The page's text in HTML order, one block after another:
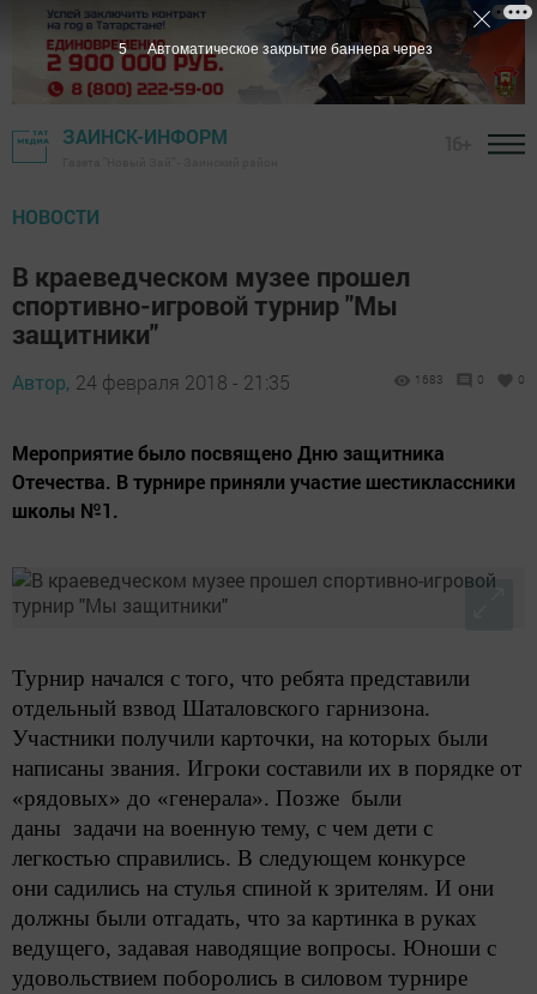
ЗАИНСК-ИНФОРМ
НОВОСТИ
В краеведческом музее прошел
спортивно-игровой турнир "Мы
защитники"
Автор, 24 февраля 2018 - 21:35 1683 0 0
Мероприятие было посвящено Дню защитника
Отечества. В турнире приняли участие шестиклассники
школы №1.
Турнир начался с того, что ребята представили
отдельный взвод Шаталовского гарнизона.
Участники получили карточки, на которых были
написаны звания. Игроки составили их в порядке от
«рядовых» до «генерала». Позже были
даны задачи на военную тему, с чем дети с
легкостью справились. В следующем конкурсе
они садились на стулья спиной к зрителям. И они
должны были отгадать, что за картинка в руках
ведущего, задавая наводящие вопросы. Юноши с
удовольствием поборолись в силовом турнире
4 Автоматическое закрытие баннера через